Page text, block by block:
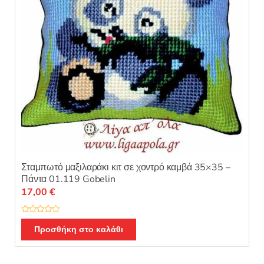
Σταμπωτό μαξιλαράκι κιτ σε χοντρό καμβά 35×35 –
Πάντα 01.119 Gobelin
Β
μ
ο
17,00 €
Προσθήκη στο καλάθι